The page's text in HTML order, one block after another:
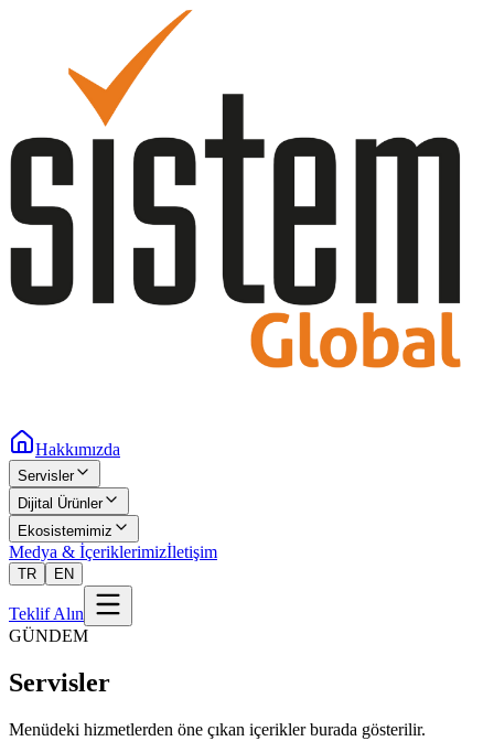
Hakkımızda
Servisler
Dijital Ürünler
Ekosistemimiz
Medya & İçeriklerimizİletişim
TR EN
Teklif Alın
GÜNDEM
Servisler
Menüdeki hizmetlerden öne çıkan içerikler burada gösterilir.